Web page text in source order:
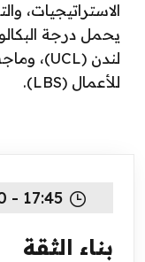
الاستراتيجيات،
يحمل درجة
لندن (
UCL
)،
للأعمال (
LBS
).
بناء الثقة